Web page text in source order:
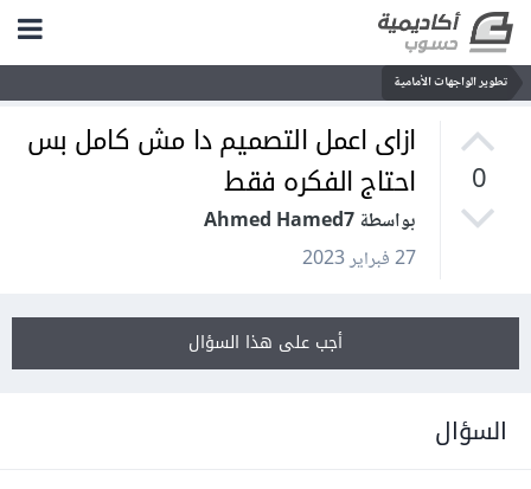
تطوير الواجهات الأمامية
0
ازاى اعمل التصميم دا مش كامل بس
احتاج الفكره فقط
بواسطة Ahmed Hamed7
27 فبراير 2023
أجب على هذا السؤال
السؤال